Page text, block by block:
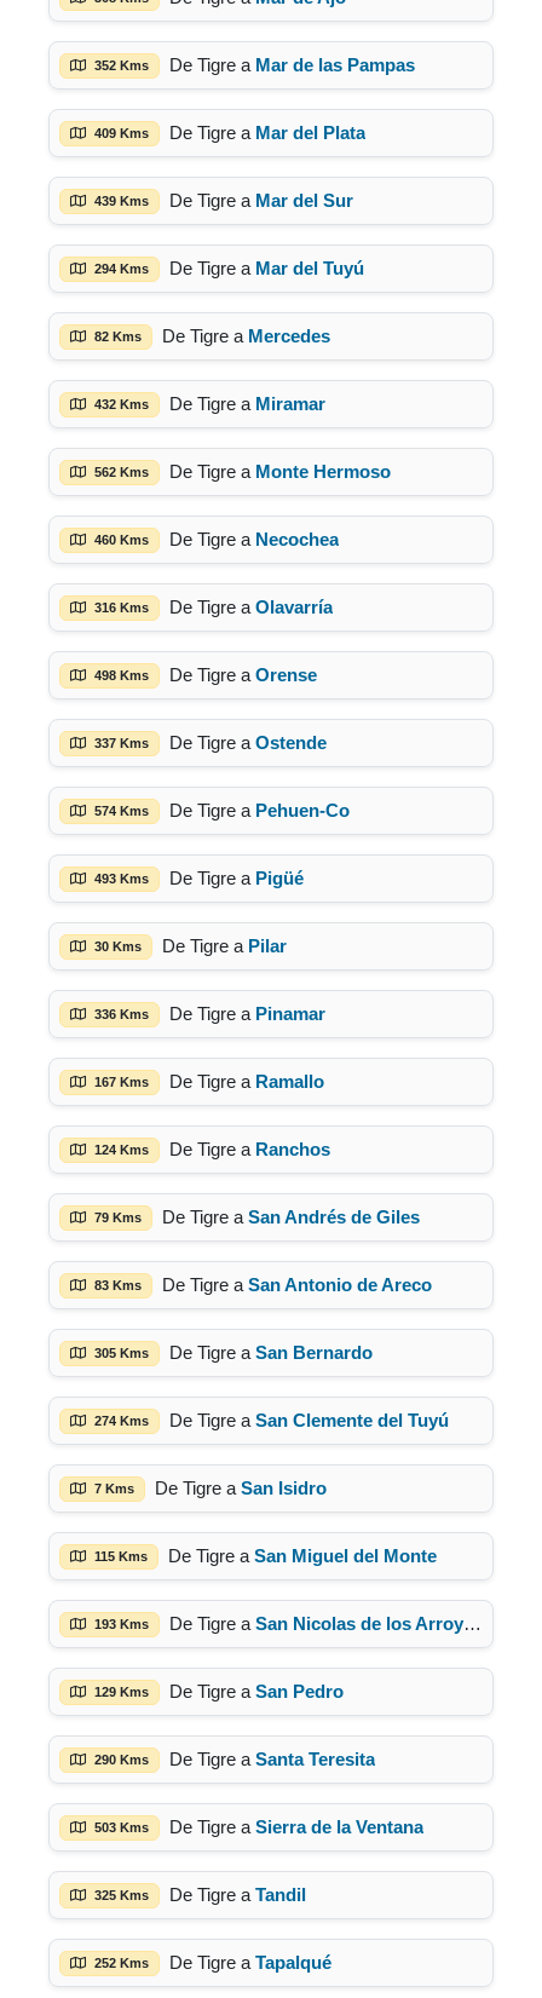
352 Kms De Tigre a Mar de las Pampas
409 Kms De Tigre a Mar del Plata
439 Kms De Tigre a Mar del Sur
294 Kms De Tigre a Mar del Tuyú
82 Kms De Tigre a Mercedes
432 Kms De Tigre a Miramar
562 Kms De Tigre a Monte Hermoso
460 Kms De Tigre a Necochea
316 Kms De Tigre a Olavarría
498 Kms De Tigre a Orense
337 Kms De Tigre a Ostende
574 Kms De Tigre a Pehuen-Co
493 Kms De Tigre a Pigüé
30 Kms De Tigre a Pilar
336 Kms De Tigre a Pinamar
167 Kms De Tigre a Ramallo
124 Kms De Tigre a Ranchos
79 Kms De Tigre a San Andrés de Giles
83 Kms De Tigre a San Antonio de Areco
305 Kms De Tigre a San Bernardo
274 Kms De Tigre a San Clemente del Tuyú
7 Kms De Tigre a San Isidro
115 Kms De Tigre a San Miguel del Monte
193 Kms De Tigre a San Nicolas de los Arroyos
129 Kms De Tigre a San Pedro
290 Kms De Tigre a Santa Teresita
503 Kms De Tigre a Sierra de la Ventana
325 Kms De Tigre a Tandil
252 Kms De Tigre a Tapalqué